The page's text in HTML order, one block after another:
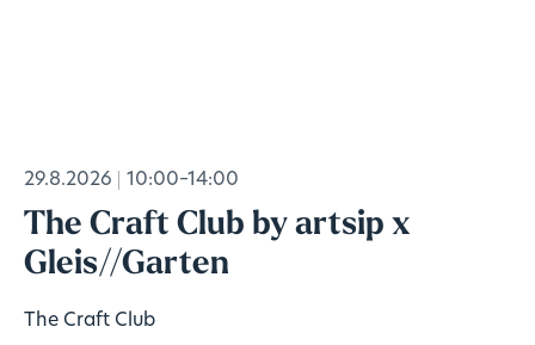
29.8.2026 10:00–14:00
The Craft Club by artsip x
Gleis//Garten
The Craft Club